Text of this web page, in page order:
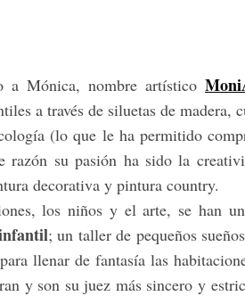
a Mónica, nombre artístico
a través de siluetas de
(lo que le ha permitido
razón su pasión ha sido la
decorativa y pintura country.
los niños y el arte, se han
; un taller de pequeños
llenar de fantasía las
y son su juez más sincero y